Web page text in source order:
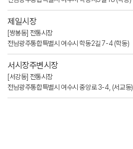
제일시장
[쌍봉동] 전통시장
전남광주통합특별시 여수시 학동2길 7-4 (학동)
서시장주변시장
[서강동] 전통시장
전남광주통합특별시 여수시 중앙로 3-4, (서교동)